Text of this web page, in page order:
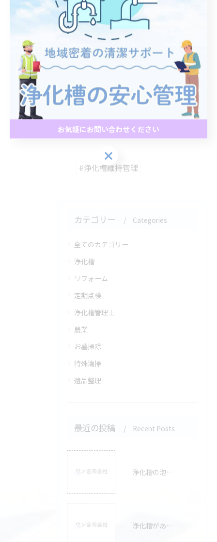
浄化槽 定期点検
< 前のページ 一覧に戻る 次のページ >
関連タグ
#浄化槽維持管理
カテゴリー Categories
全てのカテゴリー
浄化槽
リフォーム
定期点検
浄化槽管理士
農業
お墓掃除
特殊清掃
遺品整理
最近の投稿 Recent Posts
浄化槽の泡は異常？原因と「心配なケース」の見分け方をプロが徹底解説！
浄化槽があふれたときはどうすればいい？原因や対処法まで徹底解説
お気軽にお問い合わせください
お気軽にお問い合わせください